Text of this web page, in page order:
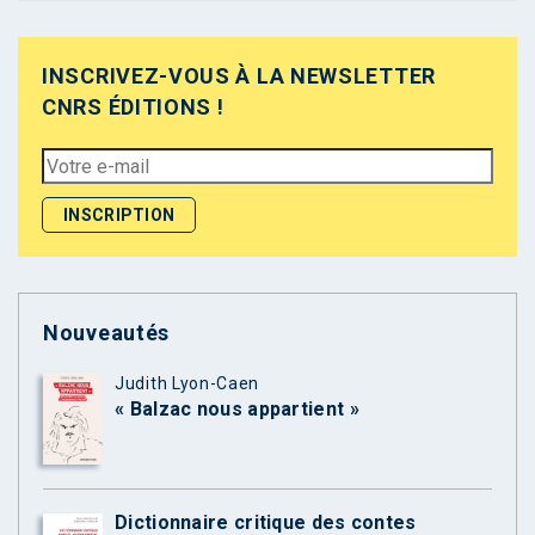
INSCRIVEZ-VOUS À LA NEWSLETTER
CNRS ÉDITIONS !
Nouveautés
Judith Lyon-Caen
« Balzac nous appartient »
Dictionnaire critique des contes